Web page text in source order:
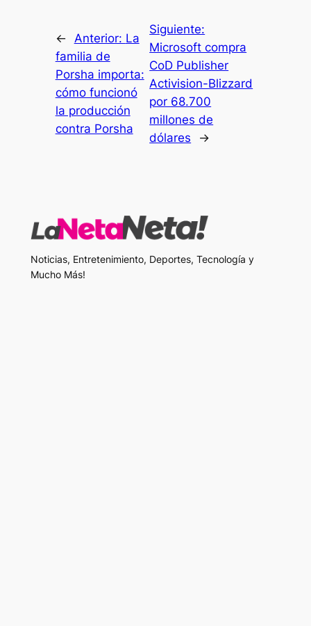
← Anterior: La
familia de
Porsha importa:
cómo funcionó
la producción
contra Porsha
Siguiente:
Microsoft compra
CoD Publisher
Activision-Blizzard
por 68.700
millones de
dólares
→
Noticias, Entretenimiento, Deportes, Tecnología y
Mucho Más!